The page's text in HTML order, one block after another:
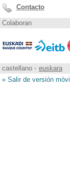
Contacto
Colaboran
castellano • euskara
« Salir de versión móvil